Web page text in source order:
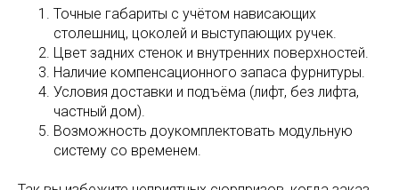
Точные габариты с учётом нависающих
столешниц, цоколей и выступающих ручек.
Цвет задних стенок и внутренних поверхностей.
Наличие компенсационного запаса фурнитуры.
Условия доставки и подъёма (лифт, без лифта,
частный дом).
Возможность доукомплектовать модульную
систему со временем.